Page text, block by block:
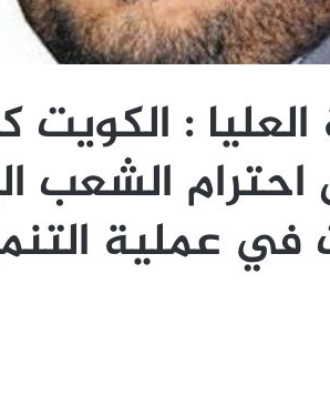
: الكويت
الشعب
عملية